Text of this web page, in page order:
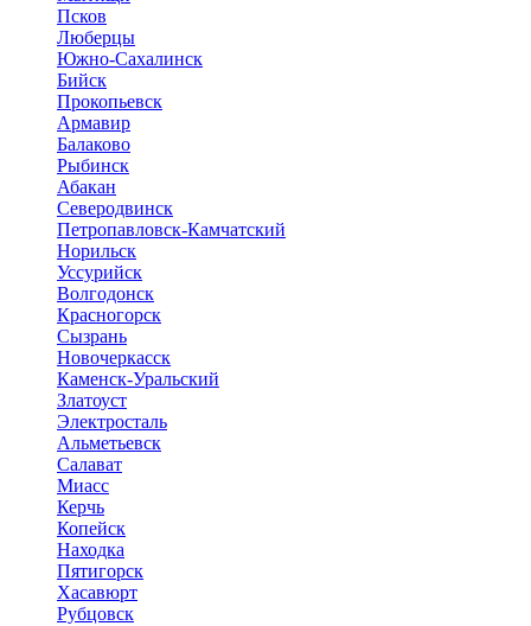
Псков
Люберцы
Южно-Сахалинск
Бийск
Прокопьевск
Армавир
Балаково
Рыбинск
Абакан
Северодвинск
Петропавловск-Камчатский
Норильск
Уссурийск
Волгодонск
Красногорск
Сызрань
Новочеркасск
Каменск-Уральский
Златоуст
Электросталь
Альметьевск
Салават
Миасс
Керчь
Копейск
Находка
Пятигорск
Хасавюрт
Рубцовск